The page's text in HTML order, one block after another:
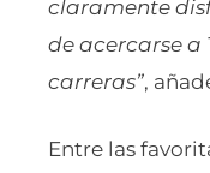
claramente
de acercarse a
carreras”,
Entre las